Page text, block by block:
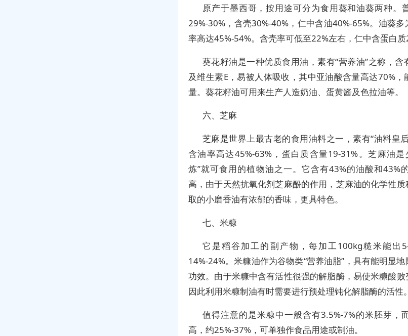
原产于墨西哥，按用途可分为食用葵和油葵两种。
29%-30%，含壳30%-40%，仁中含油40%-65%。油葵
率高达45%-54%。含壳率可低至22%左右，仁中含蛋白质
葵花籽油是一种优质食用油，素有“营养油”之称，
及维生素E，易被人体吸收，其中亚油酸含量高达70%
量。葵花籽油可用来生产人造奶油、蛋黄酱及色拉油等。
六、芝麻
芝麻是世界上最古老的食用油料之一，素有“油料皇
含油率高达45%-63%，蛋白质含量19-31%。芝麻油
炼”就可食用的植物油之一。它含有43%的油酸和43%
高，由于天然抗氧化剂芝麻酚的作用，芝麻油的化学性
取的小磨香油有浓郁的香味，更具特色。
七、米糠
它是稻谷加工的副产物，每加工100kg糙米能出
14%-24%。米糠油作为谷物类“营养油脂”，具有能明显
功效。由于米糠中含有活性很强的解脂酶，易使米糠酸败
因此利用米糠制油有时需要进行预处理钝化解脂酶的活性。
值得注意的是米糠中一般含有3.5%-7%的米胚芽，
高，约25%-37%，可单独作食品用途或制油。